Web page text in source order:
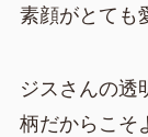
素顔がとても
ジスさんの透
柄だからこそ